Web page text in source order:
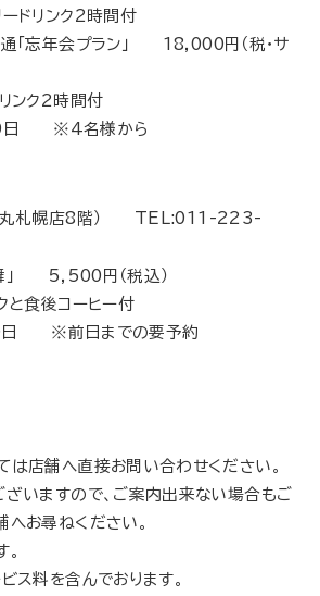
ードリンク2時間付
通「忘年会プラン」 18,000円（税･サ
ンク2時間付
日 ※4名様から
丸札幌店8階） TEL:011-223-
」 5,500円（税込）
と食後コーヒー付
日 ※前日までの要予約
は店舗へ直接お問い合わせください。
ざいますので、ご案内出来ない場合もご
へお尋ねください。
ス料を含んでおります。